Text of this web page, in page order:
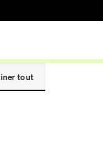
tout